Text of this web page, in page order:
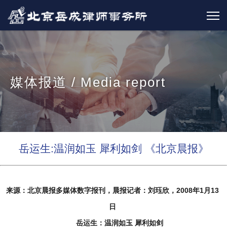
媒体报道 / Media report
岳运生:温润如玉 犀利如剑 《北京晨报》
来源：北京晨报多媒体数字报刊，晨报记者：刘珏欣，2008年1月13
日
岳运生：温润如玉 犀利如剑